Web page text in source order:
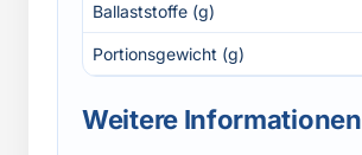
Ballaststoffe (g)
Portionsgewicht (g)
Weitere Informationen